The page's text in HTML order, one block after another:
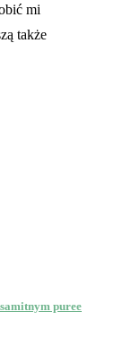
mi
także
puree